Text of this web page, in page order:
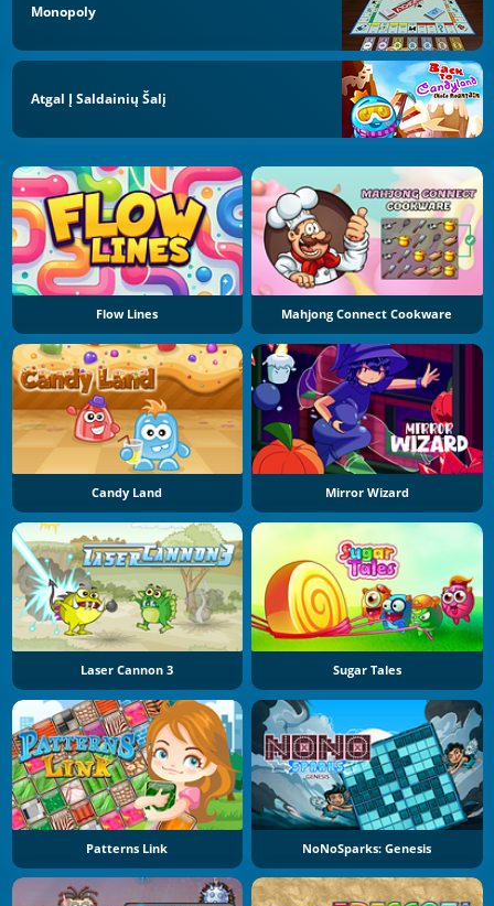
Monopoly
Atgal Į Saldainių Šalį
Flow Lines Mahjong Connect Cookware
Candy Land Mirror Wizard
Laser Cannon 3 Sugar Tales
Patterns Link NoNoSparks: Genesis